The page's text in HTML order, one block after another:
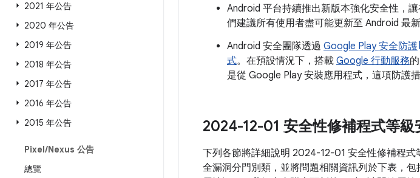
2021 年公告
2020 年公告
2019 年公告
2018 年公告
2017 年公告
2016 年公告
2015 年公告
Pixel/Nexus 公告
總覽
Android 平台持續推出新版本強化安全性，
們建議所有使用者盡可能更新至 Android 最新
Android 安全團隊透過 Google Play 安全防護
式。在預設情況下，搭載 Google 行動服務
是從 Google Play 安裝應用程式，這項防護措
2024-12-01 安全性修補程式等級
下列各節將詳細說明 2024-12-01 安全性修補程
全漏洞分門別類，並將問題相關資訊列於下表，包